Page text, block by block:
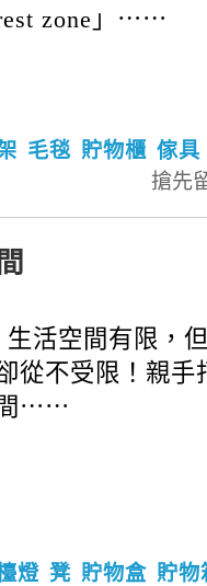
rest zone」⋯⋯
毛毯 貯物櫃 傢具
搶先
生活空間有限，
從不受限！親手
⋯⋯
燈 凳 貯物盒 貯物